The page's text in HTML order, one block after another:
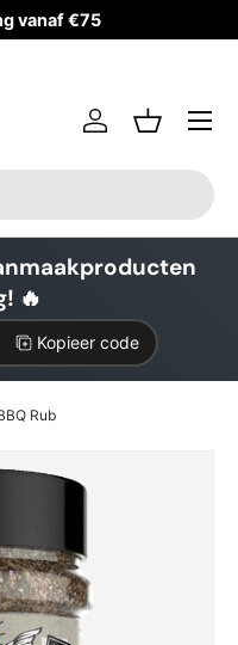
vanaf €75
InloggenMandje
🔥
Kopieer code
Rub